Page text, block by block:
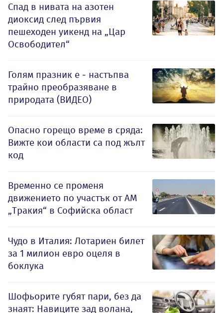
Спад в нивата на азотен
диоксид след първия
пешеходен уикенд на „Цар
Освободител“
Голям празник е - настъпва
трайно преобразяване в
природата (ВИДЕО)
Опасно горещо време в сряда:
Вижте кои области са под жълт
код
Временно се променя
движението по участък от АМ
„Тракия“ в Софийска област
Чудо в Италия: Лотариен билет
за 1 милион евро оцеля в
боклука
Шофьорите губят пари, без да
знаят: Навиците зад волана,